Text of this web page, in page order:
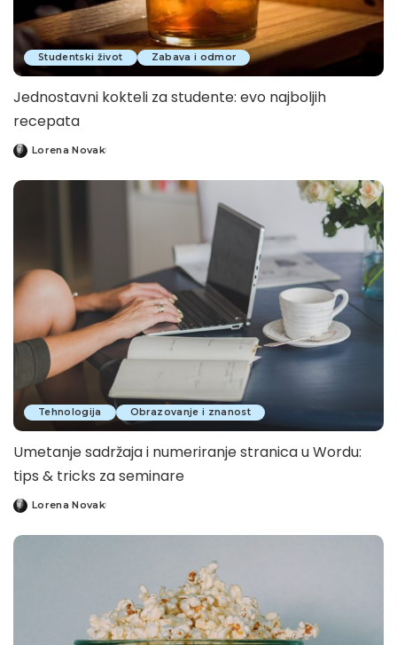
Studentski život Zabava i odmor
Jednostavni kokteli za studente: evo najboljih
recepata
Posted
Lorena Novak
Tehnologija Obrazovanje i znanost
Umetanje sadržaja i numeriranje stranica u Wordu:
tips & tricks za seminare
Posted
Lorena Novak